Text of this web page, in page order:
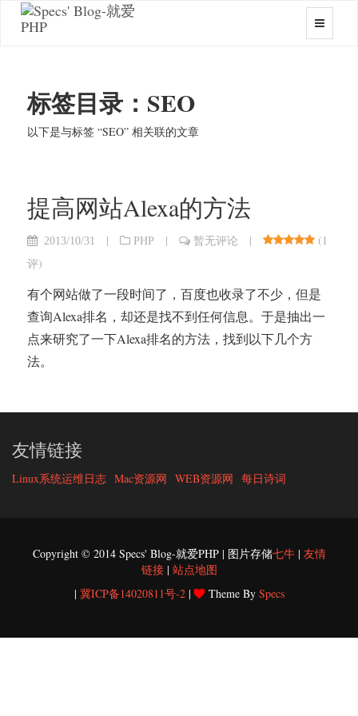
标签目录：SEO
以下是与标签 “SEO” 相关联的文章
提高网站Alexa的方法
2013/10/31 | PHP | 暂无评论 | (1
评)
有个网站做了一段时间了，百度也收录了不少，但是
查询Alexa排名，却还是找不到任何信息。于是抽出一
点来研究了一下Alexa排名的方法，找到以下几个方
法。
友情链接
Linux系统运维日志 Mac资源网 WEB资源网 每日诗词
Copyright © 2014 Specs' Blog-就爱PHP | 图片存储七牛| 友情
链接| 站点地图
| 冀ICP备14020811号-2| Theme By Specs